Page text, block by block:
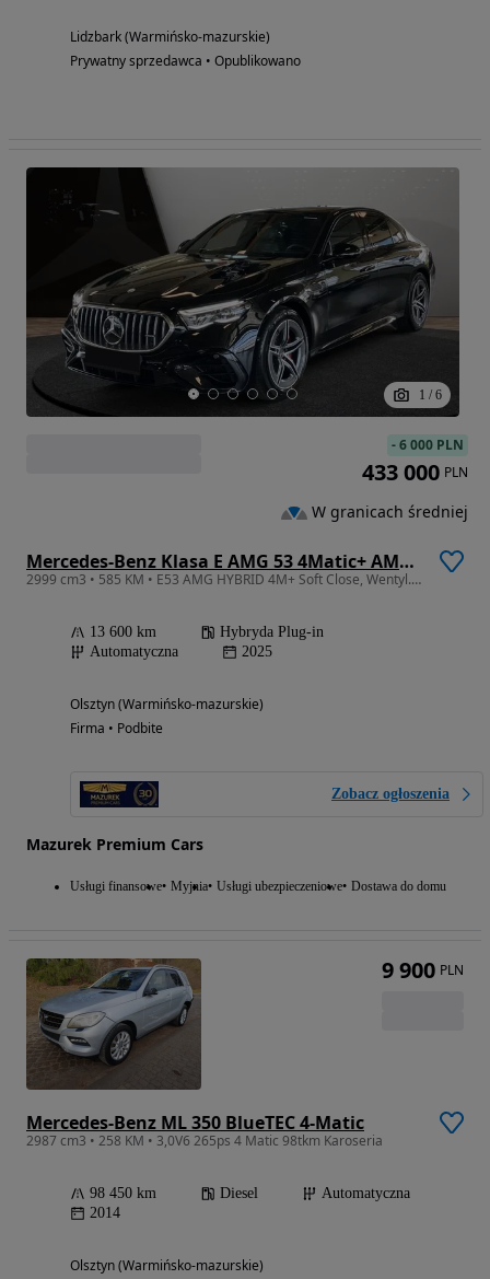
Lidzbark (Warmińsko-mazurskie)
Prywatny sprzedawca • Opublikowano
1 / 6
Mercedes-Benz Klasa E AMG 53 4Matic+ AMG SPEEDSHIFT TCT 9G
2999 cm3 • 585 KM • E53 AMG HYBRID 4M+ Soft Close, Wentyl. fotele, Pakiet Dynamic Plus
13 600 km
Hybryda Plug-in
Automatyczna
2025
Olsztyn (Warmińsko-mazurskie)
Firma • Podbite
Zobacz ogłoszenia
Mazurek Premium Cars
Usługi finansowe Myjnia Usługi ubezpieczeniowe Dostawa do domu
-6 000 PLN
433 000 PLN
W granicach średniej
Mercedes-Benz ML 350 BlueTEC 4-Matic
2987 cm3 • 258 KM • 3,0V6 265ps 4 Matic 98tkm Karoseria
98 450 km Diesel
Automatyczna
2014
Olsztyn (Warmińsko-mazurskie)
9 900 PLN